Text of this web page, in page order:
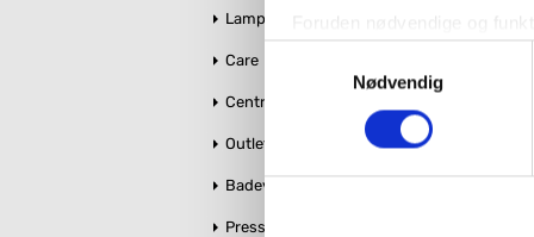
med henblik på
VVS-Shoppen.dk bruger
Hvis du accepterer alle
Nødvendig
Lamper
Care
Centralstøvsuger
Outlet
Badeværelse makeover
Pressalit toiletsæder